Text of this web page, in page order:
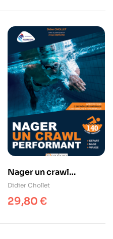
Nager un crawl
performant
Didier Chollet
29,80 €